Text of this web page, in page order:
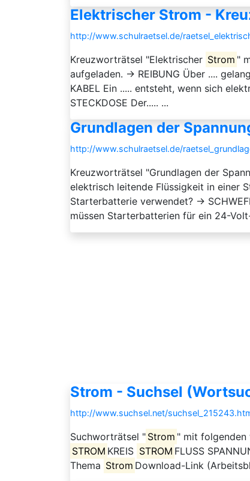
Elektrischer Strom -
http://www.schulraetsel.de/
Kreuzworträtsel "Elektrischer Strom "
aufgeladen. → REIBUNG Über ....
KABEL Ein ..... entsteht, wenn sich
STECKDOSE Der..... ...
Grundlagen der
http://www.schulraetsel.de/
Kreuzworträtsel "Grundlagen der
elektrisch leitende Flüssigkeit in einer
Starterbatterie verwendet? →
müssen Starterbatterien für ein 24-
Strom - Suchsel
http://www.suchsel.net/
Suchworträtsel " Strom " mit folgenden
STROM KREIS STROM FLUSS
Thema Strom Download-Link